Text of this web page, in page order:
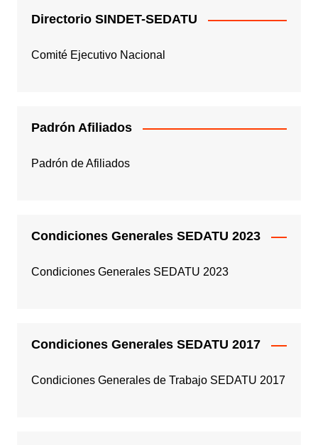
Directorio SINDET-SEDATU
Comité Ejecutivo Nacional
Padrón Afiliados
Padrón de Afiliados
Condiciones Generales SEDATU 2023
Condiciones Generales SEDATU 2023
Condiciones Generales SEDATU 2017
Condiciones Generales de Trabajo SEDATU 2017